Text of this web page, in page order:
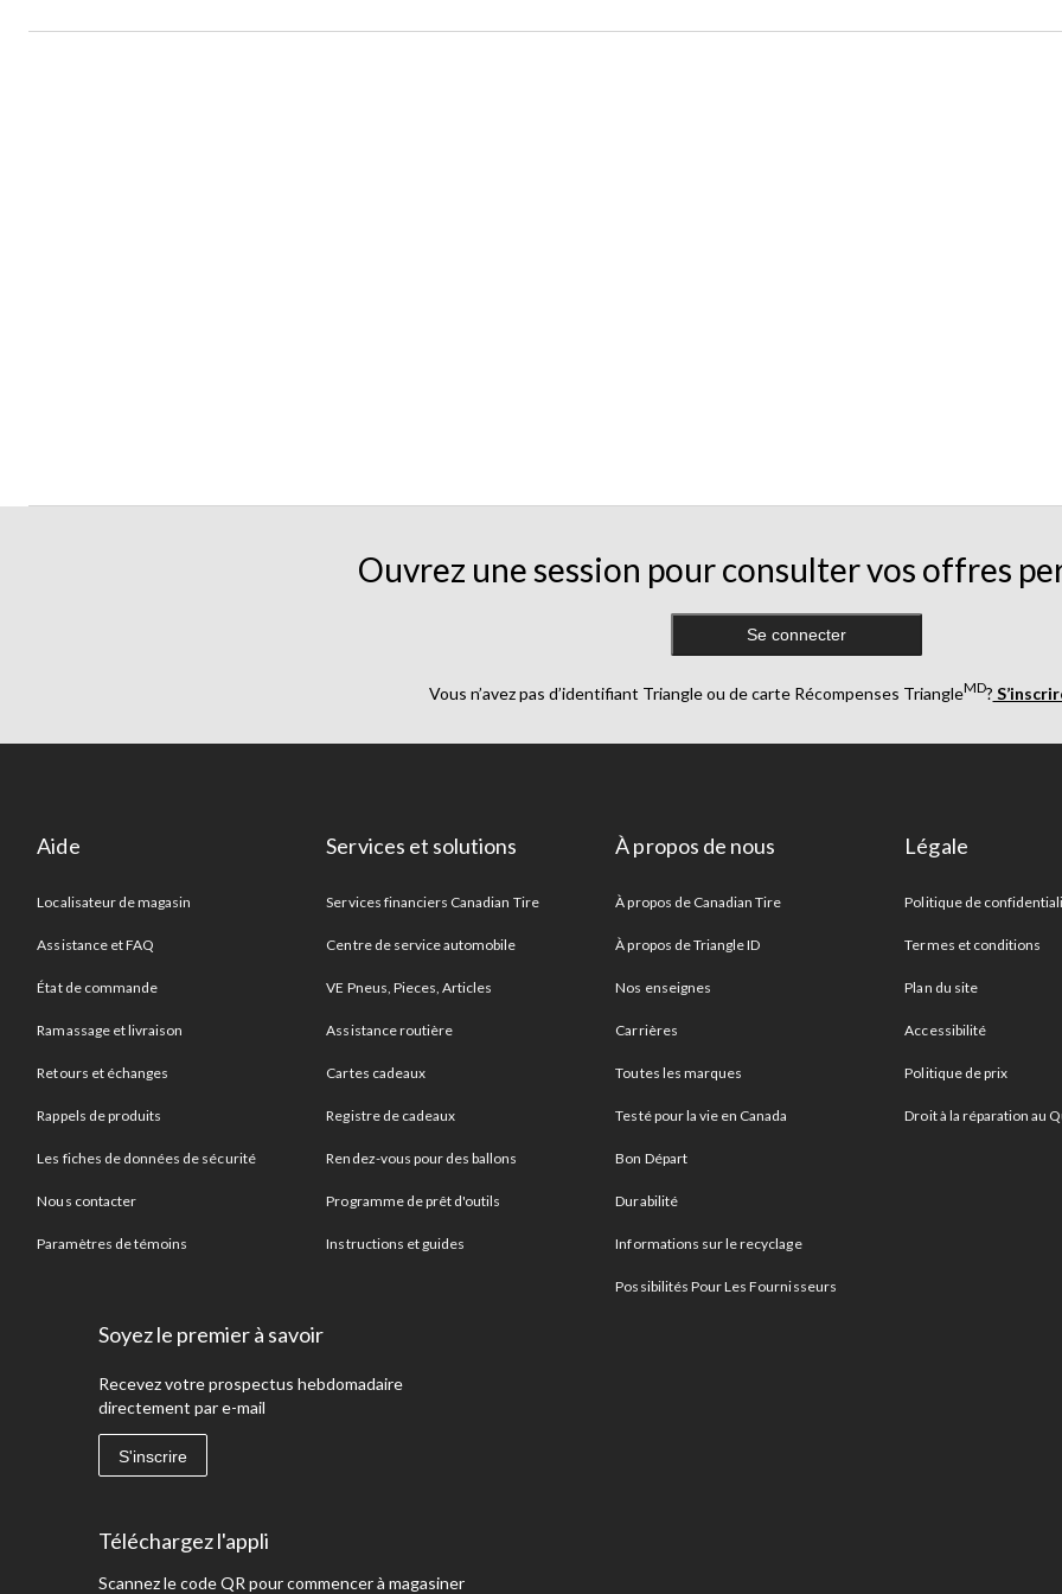
Ouvrez une session pour consulter vos offres
Se connecter
Vous n’avez pas d’identifiant Triangle ou de carte Récompenses TriangleMD?
Aide
Localisateur de magasin
Assistance et FAQ
État de commande
Ramassage et livraison
Retours et échanges
Rappels de produits
Les fiches de données de sécurité
Nous contacter
Paramètres de témoins
Services et solutions
Services financiers Canadian Tire
Centre de service automobile
VE Pneus, Pieces, Articles
Assistance routière
Cartes cadeaux
Registre de cadeaux
Rendez-vous pour des ballons
Programme de prêt d'outils
Instructions et guides
À propos de nous
À propos de Canadian Tire
À propos de Triangle ID
Nos enseignes
Carrières
Toutes les marques
Testé pour la vie en Canada
Bon Départ
Durabilité
Informations sur le recyclage
Possibilités Pour Les Fournisseurs
Légale
Politique de
Termes et conditions
Plan du site
Accessibilité
Politique de prix
Droit à la réparation au
Soyez le premier à savoir
Recevez votre prospectus hebdomadaire
directement par e-mail
S'inscrire
Téléchargez l'appli
Scannez le code QR pour commencer à magasiner